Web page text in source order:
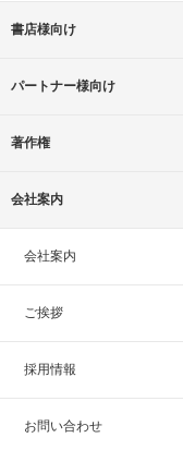
書店様向け
パートナー様向け
著作権
会社案内
会社案内
ご挨拶
採用情報
お問い合わせ